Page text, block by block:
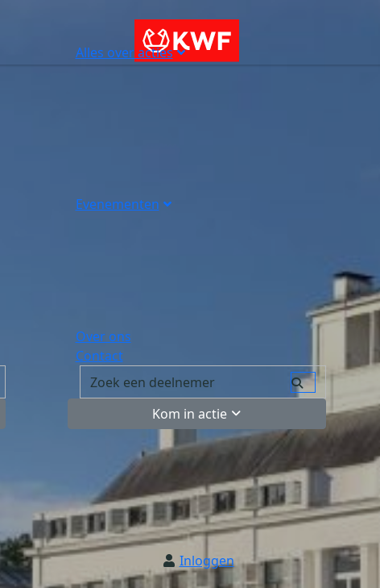
Alles over acties
Evenementen
Over ons
Contact
Kom in actie
Inloggen